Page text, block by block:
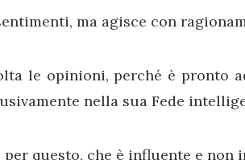
ma agisce con
le opinioni, perché è pronto
nella sua Fede
per questo, che è influente e non